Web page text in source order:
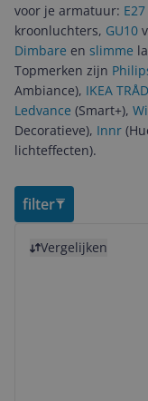
voor je armatuur: E27
kroonluchters, GU10
Dimbare en slimme
Topmerken zijn
Ambiance), IKEA
Ledvance (Smart+),
Decoratieve), Innr
lichteffecten).
filter
Vergelijken